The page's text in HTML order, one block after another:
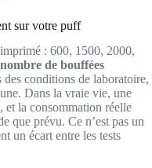
sur votre puff
: 600, 1500, 2000,
nombre de bouffées
conditions de laboratoire,
Dans la vraie vie, une
et la consommation réelle
que prévu. Ce n’est pas un
un écart entre les tests